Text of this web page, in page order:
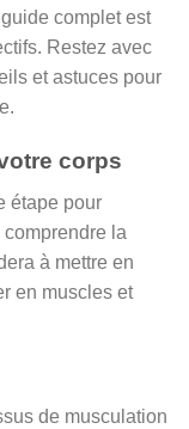
complet est
Restez avec
et astuces pour
corps
étape pour
la
à mettre en
en muscles et
de musculation